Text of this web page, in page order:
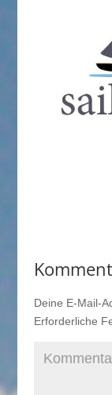
Deine E-Mail-
Erforderliche